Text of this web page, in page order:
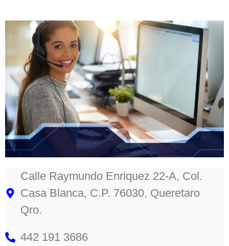
Calle Raymundo Enriquez 22-A, Col.
Casa Blanca, C.P. 76030, Queretaro
Qro.
442 191 3686